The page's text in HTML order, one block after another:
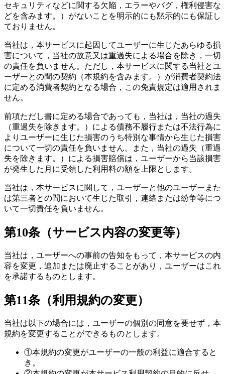
セキュリティなどに関する欠陥，エラーやバグ，権利侵害な
どを含みます。）がないことを明示的にも黙示的にも保証し
ておりません。
当社は，本サービスに起因してユーザーに生じたあらゆる損
害について，当社の故意又は重過失による場合を除き，一切
の責任を負いません。ただし，本サービスに関する当社とユ
ーザーとの間の契約（本規約を含みます。）が消費者契約法
に定める消費者契約となる場合，この免責規定は適用されま
せん。
前項ただし書に定める場合であっても，当社は，当社の過失
（重過失を除きます。）による債務不履行または不法行為に
よりユーザーに生じた損害のうち特別な事情から生じた損害
について一切の責任を負いません。また，当社の過失（重過
失を除きます。）による損害賠償は，ユーザーから当該損害
が発生した月に受領した利用料の額を上限とします。
当社は，本サービスに関して，ユーザーと他のユーザーまた
は第三者との間において生じた取引，連絡または紛争等につ
いて一切責任を負いません。
第10条（サービス内容の変更等）
当社は，ユーザーへの事前の告知をもって，本サービスの内
容を変更，追加または廃止することがあり，ユーザーはこれ
を承諾するものとします。
第11条（利用規約の変更）
当社は以下の場合には，ユーザーの個別の同意を要せず，本
規約を変更することができるものとします。
①本規約の変更がユーザーの一般の利益に適合すると
き。